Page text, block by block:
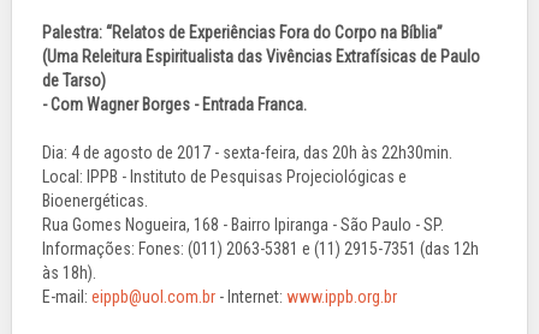
Palestra: “Relatos de Experiências Fora do Corpo na Bíblia”
(Uma Releitura Espiritualista das Vivências Extrafísicas de Paulo
de Tarso)
- Com Wagner Borges - Entrada Franca.
Dia: 4 de agosto de 2017 - sexta-feira, das 20h às 22h30min.
Local: IPPB - Instituto de Pesquisas Projeciológicas e
Bioenergéticas.
Rua Gomes Nogueira, 168 - Bairro Ipiranga - São Paulo - SP.
Informações: Fones: (011) 2063-5381 e (11) 2915-7351 (das 12h
às 18h).
E-mail: eippb@uol.com.br - Internet: www.ippb.org.br